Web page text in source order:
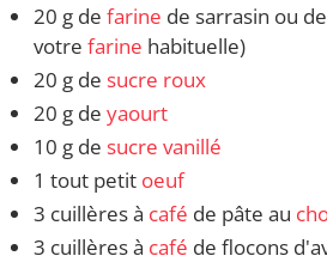
20 g de farine de sarrasin ou de
votre farine habituelle)
20 g de sucre roux
20 g de yaourt
10 g de sucre vanillé
1 tout petit oeuf
3 cuillères à café de pâte au
3 cuillères à café de flocons